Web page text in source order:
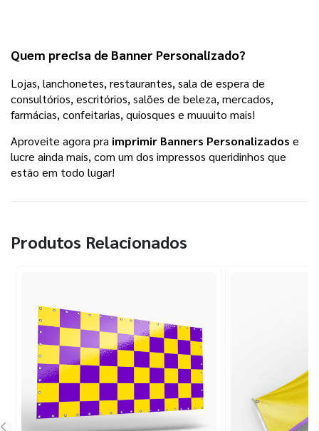
Quem precisa de Banner Personalizado?
Lojas, lanchonetes, restaurantes, sala de espera de
consultórios, escritórios, salões de beleza, mercados,
farmácias, confeitarias, quiosques e muuuito mais!
Aproveite agora pra imprimir Banners Personalizados e
lucre ainda mais, com um dos impressos queridinhos que
estão em todo lugar!
Produtos Relacionados